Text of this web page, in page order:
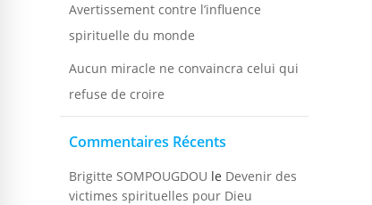
Avertissement contre l’influence
spirituelle du monde
Aucun miracle ne convaincra celui qui
refuse de croire
Commentaires Récents
Brigitte SOMPOUGDOU le Devenir des
victimes spirituelles pour Dieu